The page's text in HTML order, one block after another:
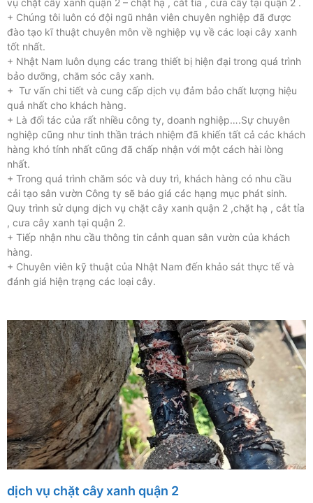
vụ chặt cây xanh quận 2 – chặt hạ , cắt tỉa , cưa cây tại quận 2 .
+ Chúng tôi luôn có đội ngũ nhân viên chuyên nghiệp đã được
đào tạo kĩ thuật chuyên môn về nghiệp vụ về các loại cây xanh
tốt nhất.
+ Nhật Nam luôn dụng các trang thiết bị hiện đại trong quá trình
bảo dưỡng, chăm sóc cây xanh.
+ Tư vấn chi tiết và cung cấp dịch vụ đảm bảo chất lượng hiệu
quả nhất cho khách hàng.
+ Là đối tác của rất nhiều công ty, doanh nghiệp….Sự chuyên
nghiệp cũng như tinh thần trách nhiệm đã khiến tất cả các khách
hàng khó tính nhất cũng đã chấp nhận với một cách hài lòng
nhất.
+ Trong quá trình chăm sóc và duy trì, khách hàng có nhu cầu
cải tạo sân vườn Công ty sẽ báo giá các hạng mục phát sinh.
Quy trình sử dụng dịch vụ chặt cây xanh quận 2 ,chặt hạ , cắt tỉa
, cưa cây xanh tại quận 2.
+ Tiếp nhận nhu cầu thông tin cảnh quan sân vườn của khách
hàng.
+ Chuyên viên kỹ thuật của Nhật Nam đến khảo sát thực tế và
đánh giá hiện trạng các loại cây.
dịch vụ chặt cây xanh quận 2